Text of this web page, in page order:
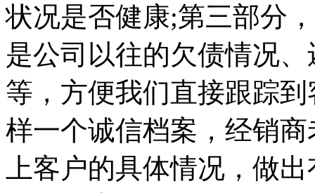
状况是否健康;第三部分
是公司以往的欠债情况
等，方便我们直接跟踪
样一个诚信档案，经销
上客户的具体情况，做